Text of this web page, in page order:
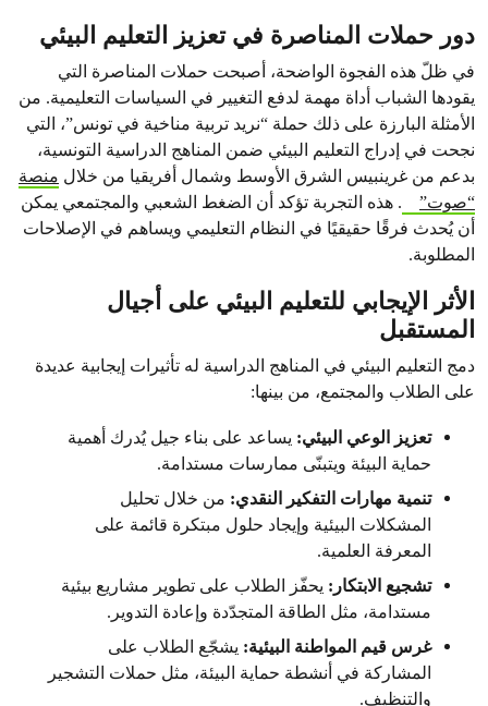
دور حملات المناصرة في تعزيز التعليم البيئي
في ظلّ هذه الفجوة الواضحة، أصبحت حملات المناصرة التي
يقودها الشباب أداة مهمة لدفع التغيير في السياسات التعليمية. من
الأمثلة البارزة على ذلك حملة “نريد تربية مناخية في تونس”، التي
نجحت في إدراج التعليم البيئي ضمن المناهج الدراسية التونسية،
بدعم من غرينبيس الشرق الأوسط وشمال أفريقيا من خلال منصة
“صوت”
. هذه التجربة تؤكد أن الضغط الشعبي والمجتمعي يمكن
أن يُحدث فرقًا حقيقيًا في النظام التعليمي ويساهم في الإصلاحات
المطلوبة.
الأثر الإيجابي للتعليم البيئي على أجيال
المستقبل
دمج التعليم البيئي في المناهج الدراسية له تأثيرات إيجابية عديدة
على الطلاب والمجتمع، من بينها:
تعزيز الوعي البيئي: يساعد على بناء جيل يُدرك أهمية
حماية البيئة ويتبنّى ممارسات مستدامة.
تنمية مهارات التفكير النقدي: من خلال تحليل
المشكلات البيئية وإيجاد حلول مبتكرة قائمة على
المعرفة العلمية.
تشجيع الابتكار: يحفّز الطلاب على تطوير مشاريع بيئية
مستدامة، مثل الطاقة المتجدّدة وإعادة التدوير.
غرس قيم المواطنة البيئية: يشجّع الطلاب على
المشاركة في أنشطة حماية البيئة، مثل حملات التشجير
والتنظيف.